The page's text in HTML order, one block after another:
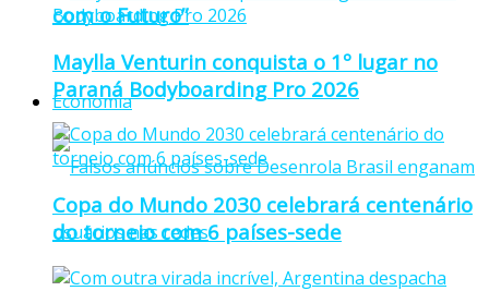
com o Futuro”
Economia
Maylla Venturin conquista o 1º lugar no
Paraná Bodyboarding Pro 2026
Copa do Mundo 2030 celebrará centenário
do torneio com 6 países-sede